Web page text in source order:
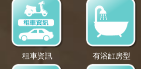
租車資訊 有浴缸房型